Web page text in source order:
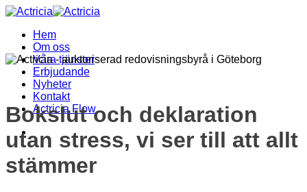
Skip
contentHem
Om oss
Våra tjänster
Erbjudande
Nyheter
Kontakt
Actricia Flow
Bokslut och deklaration
utan stress, vi ser till att allt
stämmer